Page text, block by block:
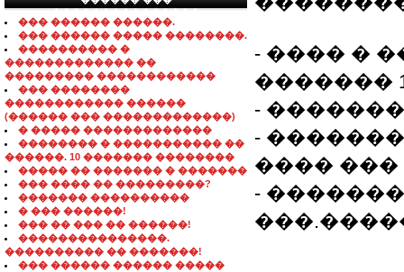
���������������
��� ������ ������.
��� ������ ����� ��������.
���������� �
������������� ��
��������� ������������
��� ��������
������������ ������
(������ ��� �������������)
� ����� �������������
�������� � ����������� ��
������. 10 ������� ��������
����� �� ������� � �������
��� ���� �� ���������?
������� ����������
� ��� ������!
��� �� ��� �� ������!
���������������.
���������� �� �������!
��� ������ ������ �����
- ���� �
�������
-
-
���� ���
-